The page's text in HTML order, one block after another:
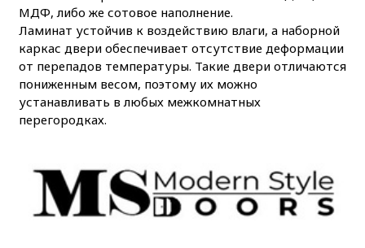
МДФ, либо же сотовое наполнение.
Ламинат устойчив к воздействию влаги, а наборной
каркас двери обеспечивает отсутствие деформации
от перепадов температуры. Такие двери отличаются
пониженным весом, поэтому их можно
устанавливать в любых межкомнатных
перегородках.